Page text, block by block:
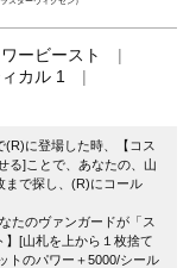
ワービースト
カル 1
(R)に登場した時、【コス
る]ことで、あなたの、山
まで探し、(R)にコール
たのヴァンガードが「ス
】[山札を上から１枚捨て
トのパワー＋5000/シール